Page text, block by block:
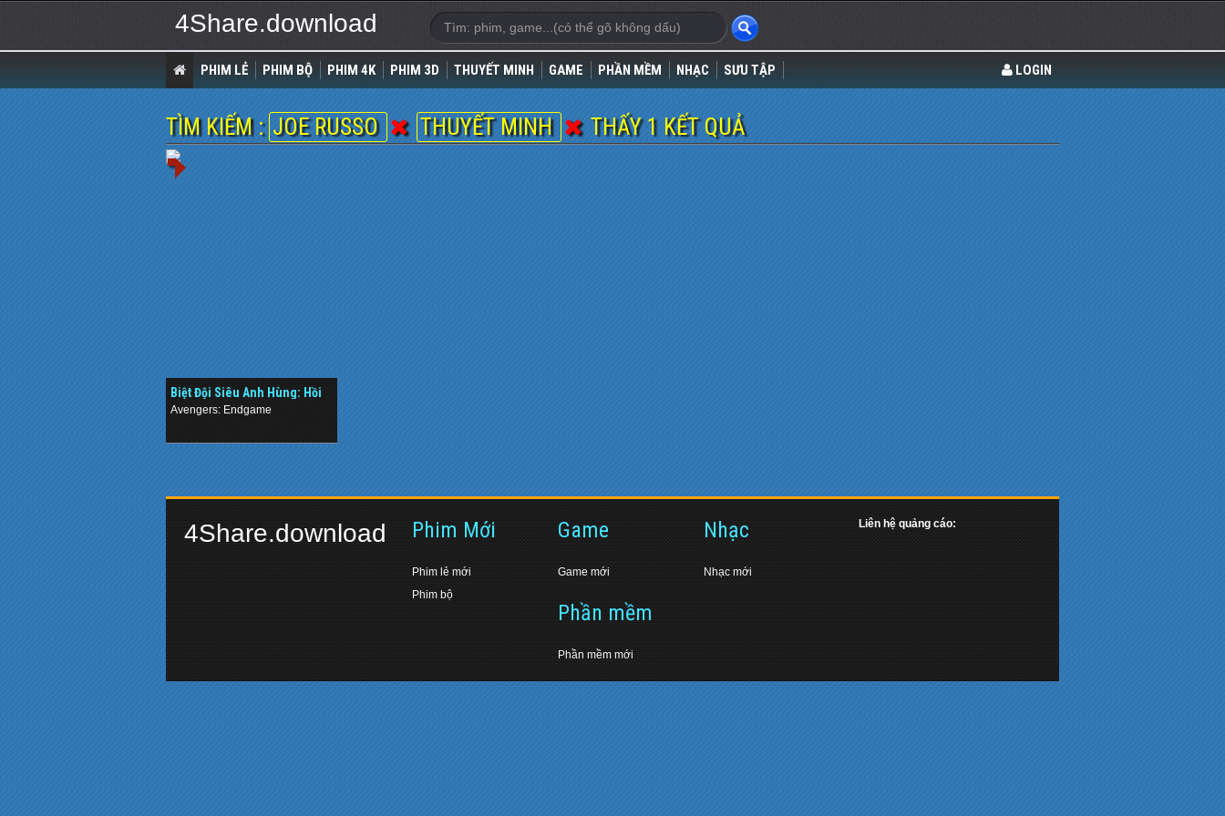
4Share.download
PHIM LẺ PHIM BỘ PHIM 4K PHIM 3D THUYẾT MINH GAME PHẦN MỀM NHẠC SƯU TẬP LOGIN
TÌM KIẾM : JOE RUSSO THUYẾT MINH THẤY 1 KẾT QUẢ
Biệt Đội Siêu Anh Hùng: Hồi
Kết (2019)
Avengers: Endgame
4Share.download Phim Mới
Phim lẻ mới
Phim bộ
Game
Game mới
Phần mềm
Phần mềm mới
Nhạc
Nhạc mới
Liên hệ quảng cáo: